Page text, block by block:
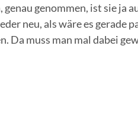
genommen, ist sie ja
neu, als wäre es gerade
Da muss man mal dabei